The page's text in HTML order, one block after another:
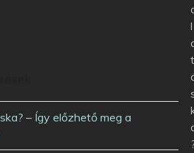
– Így előzhető meg a
l